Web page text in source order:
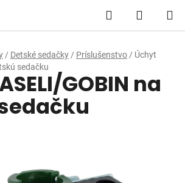
Hľadať
KOŠÍK
/ Detské sedačky / Príslušenstvo / Úchyt
sedačku
GOBIN na